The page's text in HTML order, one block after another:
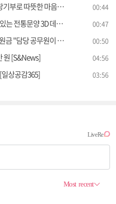
뜻한 마음을 전하세요 00:44
데이터 4,451건 무료 개방 00:47
이 직접 신청해드립니다" 00:50
원 [S&News] 04:56
상공감365] 03:56